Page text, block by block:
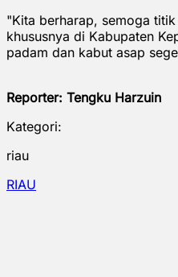
"Kita berharap, semoga
khususnya di Kabupaten
padam dan kabut asap
Reporter: Tengku Harzuin
Kategori:
riau
RIAU